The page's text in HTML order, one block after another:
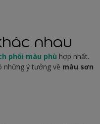
nhau
phối màu phù hợp nhất.
những ý tưởng về màu sơn